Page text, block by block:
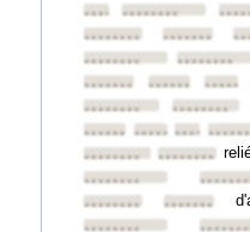
••••••••••••••••
••••••••
••••••••
••••••••
••••••••
••••••••
••••••••
••••••••
••••••••
••••••••••••••••••••••••
••••••••
••••••••
••••••••
••••••••
••••••••